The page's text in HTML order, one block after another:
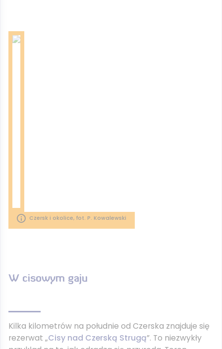
Czersk i okolice, fot. P. Kowalewski
W cisowym gaju
Kilka kilometrów na południe od Czerska znajduje się
rezerwat „Cisy nad Czerską Strugą”. To niezwykły